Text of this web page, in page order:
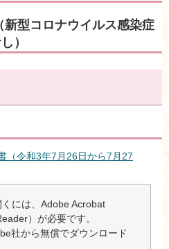
型コロナウイルス感染症
）
（令和3年7月26日から7月27
には、Adobe Acrobat
）が必要です。
社から無償でダウンロード